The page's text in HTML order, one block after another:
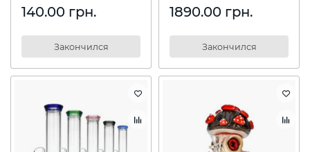
140.00 грн.
Закончился
1890.00 грн.
Закончился